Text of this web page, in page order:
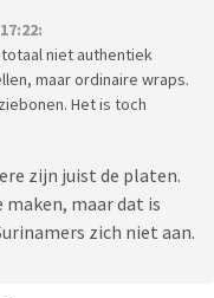
niet authentiek
maar ordinaire wraps.
Het is toch
zijn juist de platen.
maken, maar dat is
zich niet aan.